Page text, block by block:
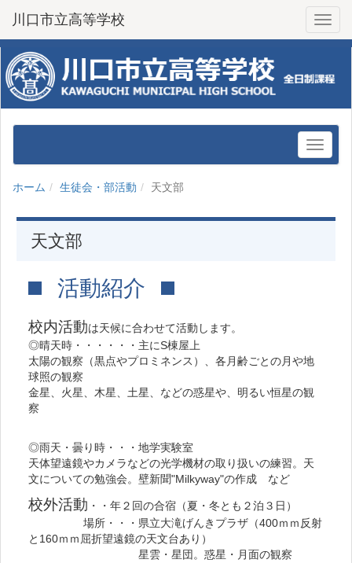
川口市立高等学校
ホーム 生徒会・部活動 天文部
天文部
活動紹介
校内活動は天候に合わせて活動します。
◎晴天時・・・・・・主にS棟屋上
太陽の観察（黒点やプロミネンス）、各月齢ごとの月や地
球照の観察
金星、火星、木星、土星、などの惑星や、明るい恒星の観
察
◎雨天・曇り時・・・地学実験室
天体望遠鏡やカメラなどの光学機材の取り扱いの練習。天
文についての勉強会。壁新聞"Milkyway"の作成 など
校外活動 ・・年２回の合宿（夏・冬とも２泊３日）
場所・・・県立大滝げんきプラザ（400ｍｍ反射
と160ｍｍ屈折望遠鏡の天文台あり）
星雲・星団。惑星・月面の観察